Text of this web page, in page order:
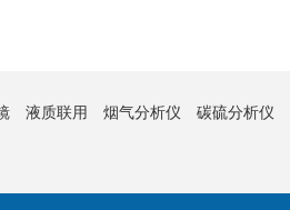
液质联用 烟气分析仪 碳硫分析仪